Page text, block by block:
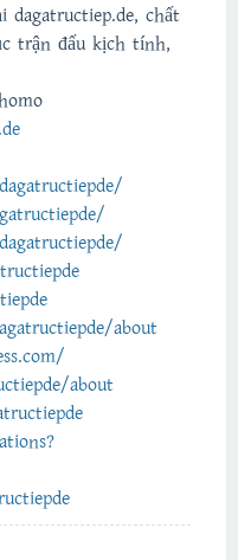
chất
trận đấu kịch tính,
about
about